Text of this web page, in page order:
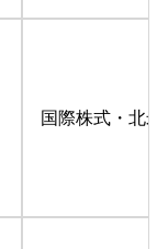
国際株式・北